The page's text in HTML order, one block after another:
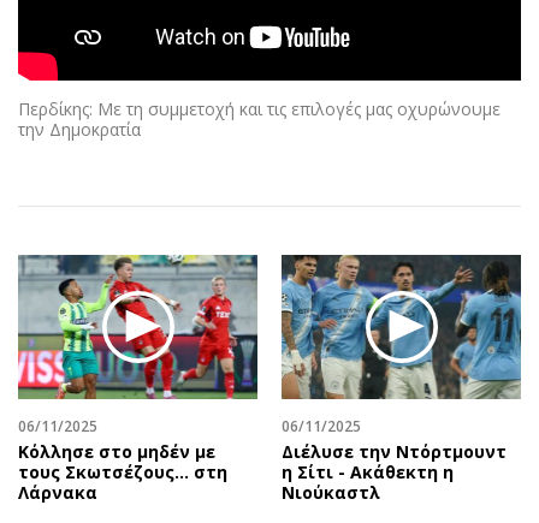
Κύπρος
Διεθνή
Real Estate
Επιχειρήσεις
Αγορές
Money Review
AstroBank Properties
Trends
Ενέργεια
Ναυτιλία
Geek
Social
Οικονομία
Γενικά
Αναδρομές
Πρόσωπα
Περιβάλλον
Good Life
Γυναίκα
Περδίκης: Με τη συμμετοχή και τις επιλογές μας οχυρώνουμε
την Δημοκρατία
06/11/2025
Κόλλησε στο μηδέν με
τους Σκωτσέζους... στη
Λάρνακα
06/11/2025
Διέλυσε την Ντόρτμουντ
η Σίτι - Ακάθεκτη η
Νιούκαστλ